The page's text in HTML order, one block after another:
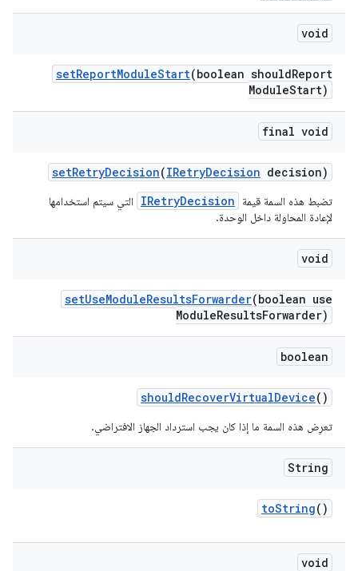
void
setReportModuleStart(boolean shouldReport
ModuleStart)
final void
setRetryDecision(IRetryDecision decision)
تضبط هذه السمة قيمة IRetryDecision
التي سيتم استخدامها
لإعادة المحاولة داخل الوحدة.
void
setUseModuleResultsForwarder(boolean use
ModuleResultsForwarder)
boolean
shouldRecoverVirtualDevice()
تعرِض هذه السمة ما إذا كان يجب استرداد الجهاز الافتراضي.
String
toString()
void